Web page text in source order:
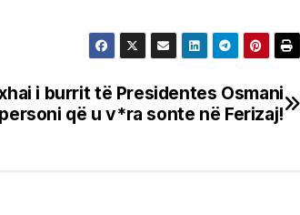
i burrit të Presidentes Osmani
që u v*ra sonte në Ferizaj!